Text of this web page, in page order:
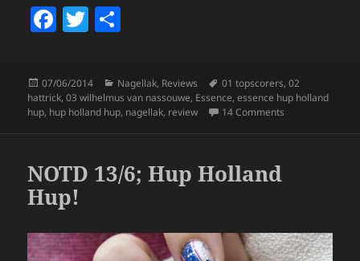
F
a
e
b
o
k
T
w
erre
Posted
on
07/06/2014 Categories
Nagellak, Reviews Tags
01 topscorers,02
hattrick,03 wilhelmus van nassouwe, Essence,essence hup holland
hup, hup holland hup, nagellak, review 14 Comments
NOTD 13/6; Hup Holland
Hup!